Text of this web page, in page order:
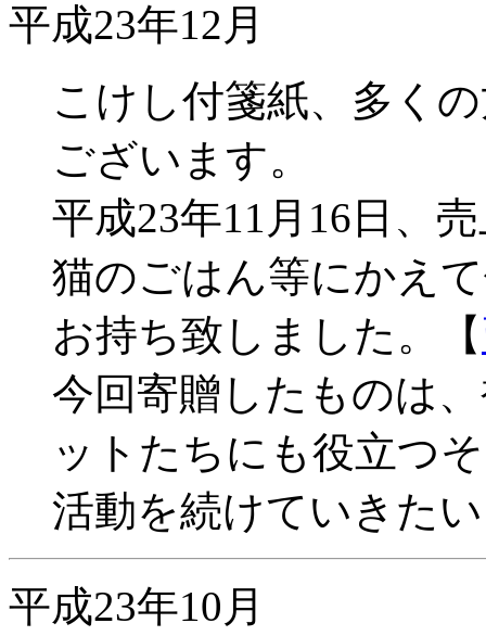
平成23年12月
こけし付箋紙、多く
ございます。
平成23年11月16日、
猫のごはん等にかえ
お持ち致しました。【
今回寄贈したものは
ットたちにも役立つ
活動を続けていきた
平成23年10月